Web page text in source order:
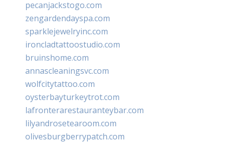
pecanjackstogo.com
zengardendayspa.com
sparklejewelryinc.com
ironcladtattoostudio.com
bruinshome.com
annascleaningsvc.com
wolfcitytattoo.com
oysterbayturkeytrot.com
lafronterarestauranteybar.com
lilyandrosetearoom.com
olivesburgberrypatch.com